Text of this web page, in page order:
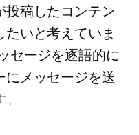
投稿したコンテン
いと考えていま
セージを逐語的に
にメッセージを送